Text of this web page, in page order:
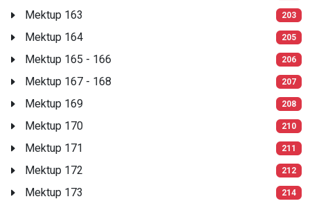
Mektup 163 203
Mektup 164 205
Mektup 165 - 166 206
Mektup 167 - 168 207
Mektup 169 208
Mektup 170 210
Mektup 171 211
Mektup 172 212
Mektup 173 214